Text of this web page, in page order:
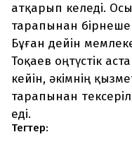
атқарып келеді.
тарапынан
Бұған дейін
Тоқаев оңтүстік
кейін, әкімнің
тарапынан
еді.
Тегтер: